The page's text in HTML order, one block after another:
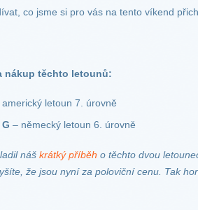
co jsme si pro vás na tento víkend
nákup těchto letounů:
americký letoun 7. úrovně
– německý letoun 6. úrovně
náš krátký příběh o těchto dvou
že jsou nyní za poloviční cenu. Tak